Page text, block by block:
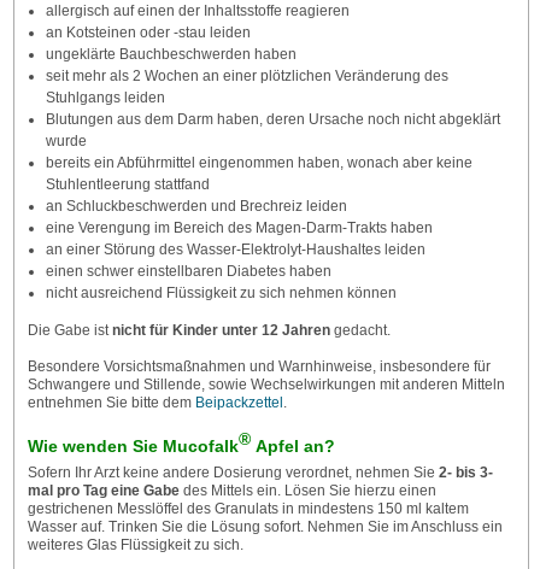
allergisch auf einen der Inhaltsstoffe reagieren
an Kotsteinen oder -stau leiden
ungeklärte Bauchbeschwerden haben
seit mehr als 2 Wochen an einer plötzlichen Veränderung des
Stuhlgangs leiden
Blutungen aus dem Darm haben, deren Ursache noch nicht abgeklärt
wurde
bereits ein Abführmittel eingenommen haben, wonach aber keine
Stuhlentleerung stattfand
an Schluckbeschwerden und Brechreiz leiden
eine Verengung im Bereich des Magen-Darm-Trakts haben
an einer Störung des Wasser-Elektrolyt-Haushaltes leiden
einen schwer einstellbaren Diabetes haben
nicht ausreichend Flüssigkeit zu sich nehmen können
Die Gabe ist nicht für Kinder unter 12 Jahrengedacht.
Besondere Vorsichtsmaßnahmen und Warnhinweise, insbesondere für
Schwangere und Stillende, sowie Wechselwirkungen mit anderen Mitteln
entnehmen Sie bitte dem Beipackzettel
Wie wenden Sie Mucofalk® Apfel an?
Sofern Ihr Arzt keine andere Dosierung verordnet, nehmen Sie 2- bis 3-
mal pro Tag eine Gabedes Mittels ein. Lösen Sie hierzu einen
gestrichenen Messlöffel des Granulats in mindestens 150 ml kaltem
Wasser auf. Trinken Sie die Lösung sofort. Nehmen Sie im Anschluss ein
weiteres Glas Flüssigkeit zu sich.